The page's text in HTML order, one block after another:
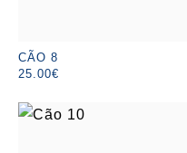
CÃO 8
25.00€